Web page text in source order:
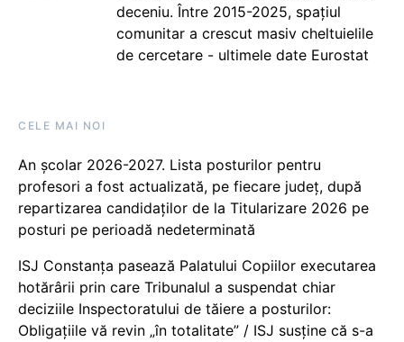
deceniu. Între 2015-2025, spațiul
comunitar a crescut masiv cheltuielile
de cercetare - ultimele date Eurostat
CELE MAI NOI
An școlar 2026-2027. Lista posturilor pentru
profesori a fost actualizată, pe fiecare județ, după
repartizarea candidaților de la Titularizare 2026 pe
posturi pe perioadă nedeterminată
ISJ Constanța pasează Palatului Copiilor executarea
hotărârii prin care Tribunalul a suspendat chiar
deciziile Inspectoratului de tăiere a posturilor:
Obligațiile vă revin „în totalitate” / ISJ susține că s-a